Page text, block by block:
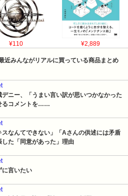
¥110 ¥2,889
近みんながリアルに買っている商品まとめ
ニー、「うまい言い訳が思いつかなかった
るコメントを……
スなんてできない」「Aさんの供述には矛盾
た「同意があった」理由
に言いたい